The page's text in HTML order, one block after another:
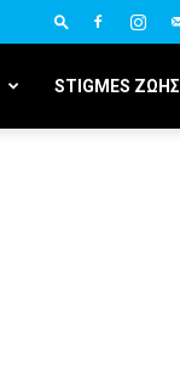
STIGMES ΖΩΗΣ